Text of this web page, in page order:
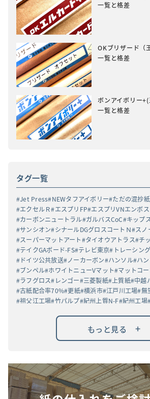
一覧と格差
OKブリザード（
一覧と格差
ボンアイボリー
一覧と格差
タグ一覧
Jet Press NEWタフアイボリー ただの混抄
エクセルＲ エスプリFP エスプリVNエンボス
カーボンニュートラル ガルバスCoC キップ
サンシオン シナールDGグロスコートＮ スノ
スーパーマットアート タイオウアトラス チ
テイクGAボード-FS テレビ東京
トレーシン
ドイツ公共放送 ノーカーボン ハンソル ハ
ブンペル ホワイトニューVマット マットコ
ラフグロス レンゴー 三菱製紙 上質紙 中越
古紙配合率70% 更紙 横浜市 江戸川工場 無
祖父江工場 竹パルプ 紀州上質N-F 紀州工場
もっと見る +